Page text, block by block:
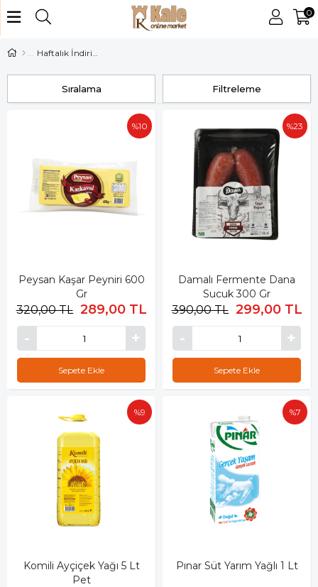
0
Haftalık İndirimler
Filtreleme
Sıralama
Peysan Kaşar Peyniri 600
Gr
289,00 TL
320,00 TL
%10
Sepete Ekle
Damalı Fermente Dana
Sucuk 300 Gr
299,00 TL
390,00 TL
%23
Sepete Ekle
Komili Ayçiçek Yağı 5 Lt
Pet
%9
Pınar Süt Yarım Yağlı 1 Lt
%7